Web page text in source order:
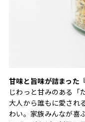
甘味と旨味が詰まった
じわっと甘みのある「
大人から誰もに愛され
わい。家族みんなが喜